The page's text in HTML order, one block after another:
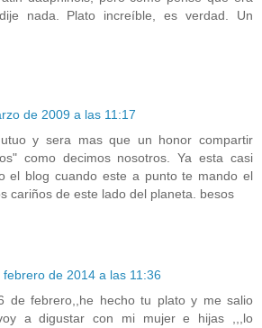
nada. Plato increíble, es verdad. Un
de 2009 a las 11:17
y sera mas que un honor compartir
como decimos nosotros. Ya esta casi
el blog cuando este a punto te mando el
cariños de este lado del planeta. besos
febrero de 2014 a las 11:36
de febrero,,he hecho tu plato y me salio
a digustar con mi mujer e hijas ,,,lo